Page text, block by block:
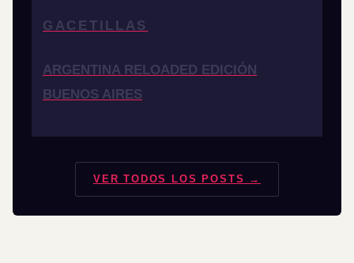
GACETILLAS
ARGENTINA RELOADED EDICIÓN
BUENOS AIRES
VER TODOS LOS POSTS →